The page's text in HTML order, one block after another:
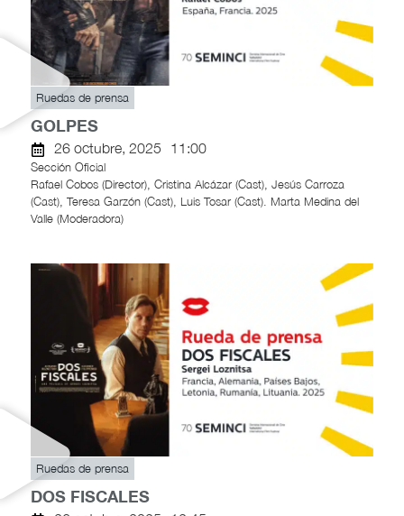
Ruedas de prensa
GOLPES
26 octubre, 2025 11:00
Sección Oficial
Rafael Cobos (Director), Cristina Alcázar (Cast), Jesús Carroza
(Cast), Teresa Garzón (Cast), Luis Tosar (Cast). Marta Medina del
Valle (Moderadora)
Ruedas de prensa
DOS FISCALES